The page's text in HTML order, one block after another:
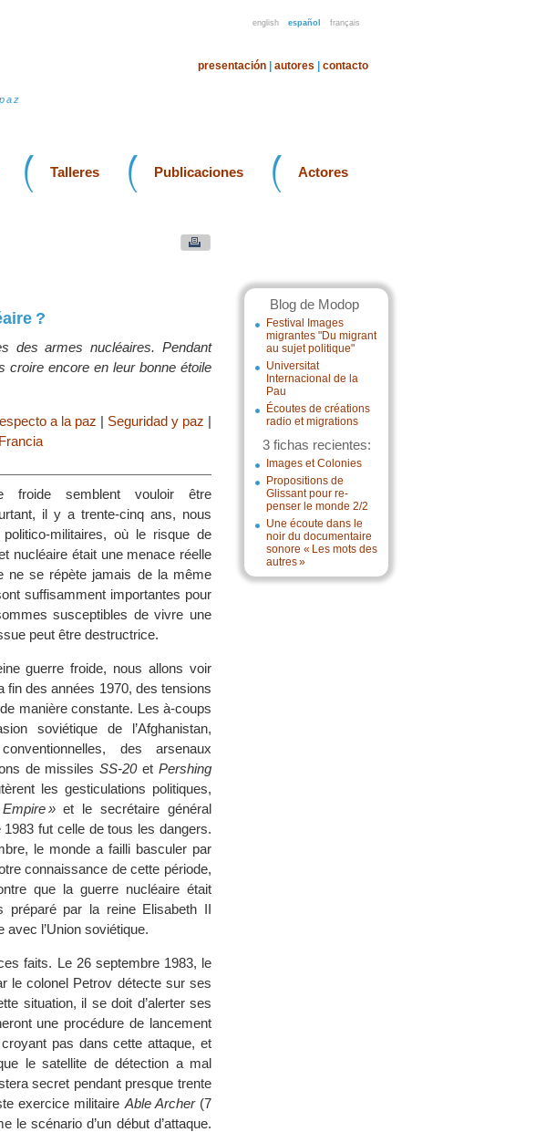
english español français
presentación autores contacto
Talleres Publicaciones Actores
Blog de Modop
Festival Images
migrantes "Du migrant
au sujet politique"
Universitat
Internacional de la
Pau
Écoutes de créations
radio et migrations
3 fichas recientes:
Images et Colonies
Propositions de
Glissant pour re-
penser le monde 2/2
Une écoute dans le
noir du documentaire
sonore « Les mots des
autres »
?
des armes nucléaires. Pendant
croire encore en leur bonne étoile
a la paz | Seguridad y paz |
Francia
semblent vouloir être
il y a trente-cinq ans, nous
militaires, où le risque de
nucléaire était une menace réelle
ne se répète jamais de la même
suffisamment importantes pour
susceptibles de vivre une
peut être destructrice.
guerre froide, nous allons voir
fin des années 1970, des tensions
manière constante. Les à-coups
soviétique de l’Afghanistan,
des arsenaux
de missilesSS-20etPershing
les gesticulations politiques,
»et le secrétaire général
fut celle de tous les dangers.
le monde a failli basculer par
connaissance de cette période,
que la guerre nucléaire était
préparé par la reine Elisabeth II
avec l’Union soviétique.
faits. Le 26 septembre 1983, le
le colonel Petrov détecte sur ses
situation, il se doit d’alerter ses
une procédure de lancement
pas dans cette attaque, et
le satellite de détection a mal
secret pendant presque trente
exercice militaire Able Archer(7
scénario d’un début d’attaque.